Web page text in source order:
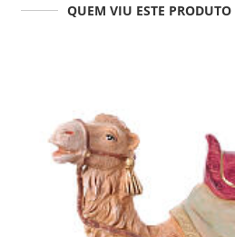
QUEM VIU ESTE